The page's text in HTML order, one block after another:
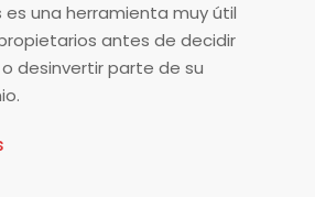
una herramienta muy útil
antes de decidir
desinvertir parte de su